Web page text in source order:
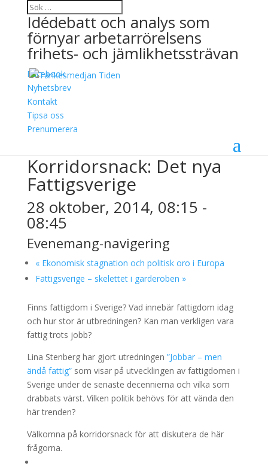
Idédebatt och analys som
förnyar arbetarrörelsens
frihets- och jämlikhetssträvan
Facebook
Nyhetsbrev
Kontakt
Tipsa oss
Prenumerera
« Alla Evenemang
Detta evenemang har redan ägt rum.
Korridorsnack: Det nya
Fattigsverige
28 oktober, 2014, 08:15 -
08:45
Evenemang-navigering
«Ekonomisk stagnation och politisk oro i Europa
Fattigsverige – skelettet i garderoben »
Finns fattigdom i Sverige? Vad innebär fattigdom idag
och hur stor är utbredningen? Kan man verkligen vara
fattig trots jobb?
Lina Stenberg har gjort utredningen ”Jobbar – men
ändå fattig”som visar på utvecklingen av fattigdomen i
Sverige under de senaste decennierna och vilka som
drabbats värst. Vilken politik behövs för att vända den
här trenden?
Välkomna på korridorsnack för att diskutera de här
frågorna.